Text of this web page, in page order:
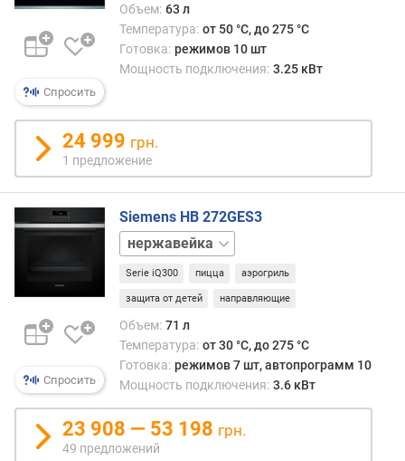
а
м
(
ш
)
о
л
с
т
е
о
л
д
в
е
Спросить
Объем: 63 л
Температура: от 50 °C, до 275 °C
Готовка: режимов 10 шт
Мощность подключения: 3.25 кВт
24 999 грн.
1 предложение
Спросить
Siemens HB 272GES3
черный
Serie iQ300 пицца аэрогриль
защита от детей направляющие
Объем: 71 л
Температура: от 30 °C, до 275 °C
Готовка: режимов 7 шт, автопрограмм 10
Мощность подключения: 3.6 кВт
23 908 — 53 198 грн.
49 предложений